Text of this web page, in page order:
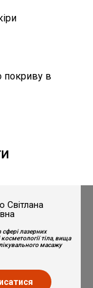
покриву в
Світлана
сфері лазерних
косметології тіла, вища
масажу